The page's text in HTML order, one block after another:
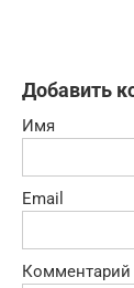
Добавить
Имя
Email
Комментарий